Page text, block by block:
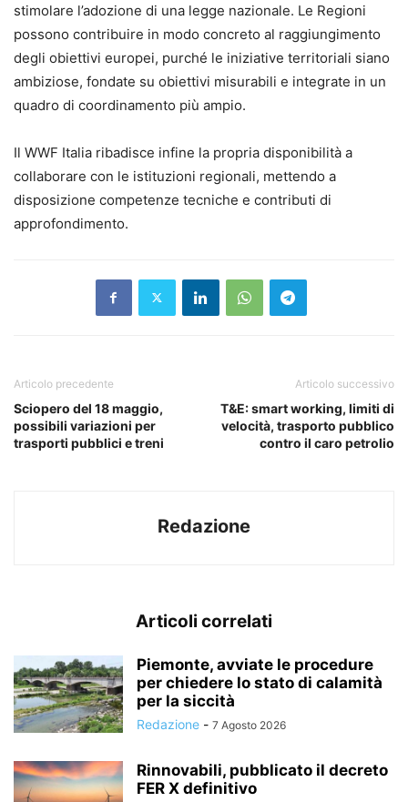
stimolare l’adozione di una legge nazionale. Le Regioni
possono contribuire in modo concreto al raggiungimento
degli obiettivi europei, purché le iniziative territoriali siano
ambiziose, fondate su obiettivi misurabili e integrate in un
quadro di coordinamento più ampio.
Il WWF Italia ribadisce infine la propria disponibilità a
collaborare con le istituzioni regionali, mettendo a
disposizione competenze tecniche e contributi di
approfondimento.
Articolo precedente
Sciopero del 18 maggio,
possibili variazioni per
trasporti pubblici e treni
Articolo successivo
T&E: smart working, limiti di
velocità, trasporto pubblico
contro il caro petrolio
Redazione
Articoli correlati
Piemonte, avviate le procedure
per chiedere lo stato di calamità
per la siccità
Redazione - 7 Agosto 2026
Rinnovabili, pubblicato il decreto
FER X definitivo